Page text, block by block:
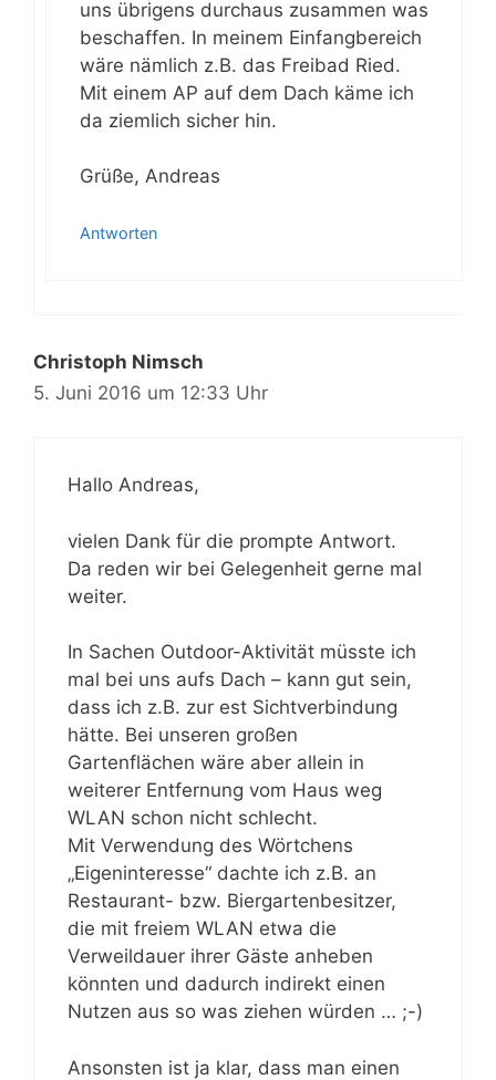
uns übrigens durchaus zusammen was
beschaffen. In meinem Einfangbereich
wäre nämlich z.B. das Freibad Ried.
Mit einem AP auf dem Dach käme ich
da ziemlich sicher hin.
Grüße, Andreas
Antworten
Christoph Nimsch
5. Juni 2016 um 12:33 Uhr
Hallo Andreas,
vielen Dank für die prompte Antwort.
Da reden wir bei Gelegenheit gerne mal
weiter.
In Sachen Outdoor-Aktivität müsste ich
mal bei uns aufs Dach – kann gut sein,
dass ich z.B. zur est Sichtverbindung
hätte. Bei unseren großen
Gartenflächen wäre aber allein in
weiterer Entfernung vom Haus weg
WLAN schon nicht schlecht.
Mit Verwendung des Wörtchens
„Eigeninteresse“ dachte ich z.B. an
Restaurant- bzw. Biergartenbesitzer,
die mit freiem WLAN etwa die
Verweildauer ihrer Gäste anheben
könnten und dadurch indirekt einen
Nutzen aus so was ziehen würden … ;-)
Ansonsten ist ja klar, dass man einen